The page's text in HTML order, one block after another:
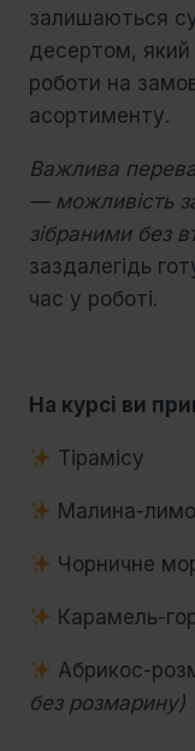
залишаються
десертом, який
роботи на
асортименту.
Важлива
— можливість
зібраними без
заздалегідь
час у роботі.
На курсі ви
Тірамісу
Малина-
Чорничне
Карамель-
Абрикос-
без розмарину)